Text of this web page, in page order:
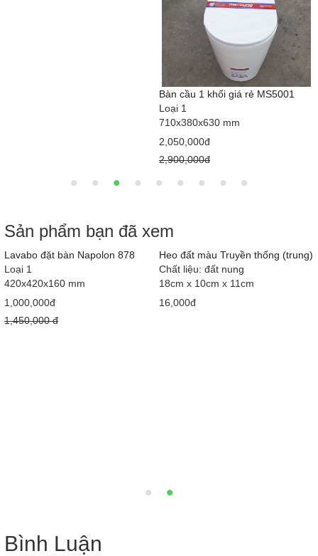
Bàn cầu 1 khối giá rẻ MS5001
Loại 1
710x380x630 mm
2,050,000đ
2,900,000đ
Sản phẩm bạn đã xem
Lavabo đặt bàn Napolon 878
Loại 1
420x420x160 mm
1,000,000đ
1,450,000 đ
Heo đất màu Truyền thống (trung)
Chất liệu: đất nung
18cm x 10cm x 11cm
16,000đ
Bình Luận